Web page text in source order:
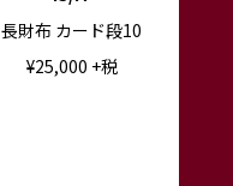
長財布 カード段10
¥25,000 +税